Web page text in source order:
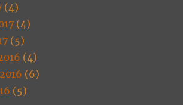
(4)
(4)
(5)
(4)
(6)
(5)